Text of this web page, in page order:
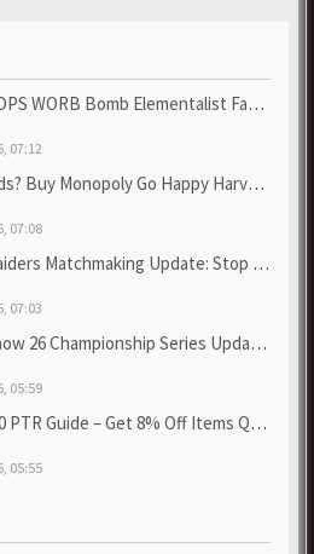
Bomb Elementalist Fast - Grab POE Curren...
07:12
Monopoly Go Happy Harvest with Looney Tun...
07:08
Update: Stop Failed - Grab Bluep...
07:03
Championship Series Update! Get Cheap & ...
05:59
Guide – Get 8% Off Items Quickly to Test ...
05:55